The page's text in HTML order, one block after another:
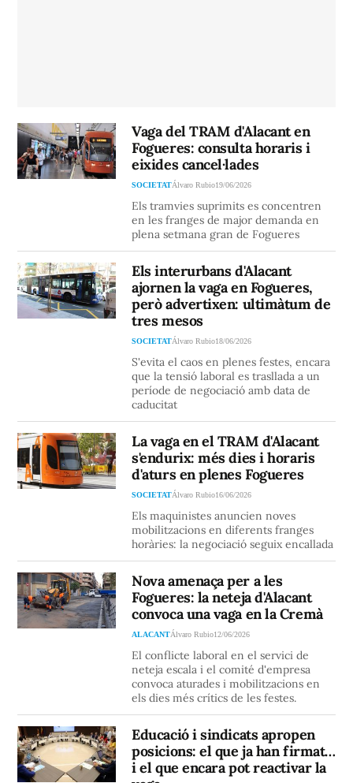
Vaga del TRAM d'Alacant en
Fogueres: consulta horaris i
eixides cancel·lades
SOCIETATÁlvaro Rubio19/06/2026
Els tramvies suprimits es concentren
en les franges de major demanda en
plena setmana gran de Fogueres
Els interurbans d'Alacant
ajornen la vaga en Fogueres,
però advertixen: ultimàtum de
tres mesos
SOCIETATÁlvaro Rubio18/06/2026
S'evita el caos en plenes festes, encara
que la tensió laboral es trasllada a un
període de negociació amb data de
caducitat
La vaga en el TRAM d'Alacant
s'endurix: més dies i horaris
d'aturs en plenes Fogueres
SOCIETATÁlvaro Rubio16/06/2026
Els maquinistes anuncien noves
mobilitzacions en diferents franges
horàries: la negociació seguix encallada
Nova amenaça per a les
Fogueres: la neteja d'Alacant
convoca una vaga en la Cremà
ALACANTÁlvaro Rubio12/06/2026
El conflicte laboral en el servici de
neteja escala i el comité d'empresa
convoca aturades i mobilitzacions en
els dies més crítics de les festes.
Educació i sindicats apropen
posicions: el que ja han firmat…
i el que encara pot reactivar la